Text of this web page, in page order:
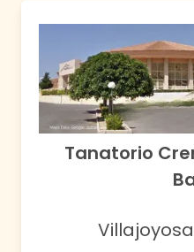
Tanatorio